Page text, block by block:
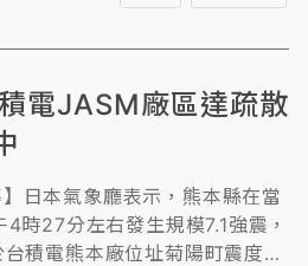
電JASM廠區達疏散
日本氣象廳表示，熊本縣在當
時27分左右發生規模7.1強震，
積電熊本廠位址菊陽町震度達